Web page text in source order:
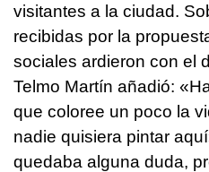
visitantes a la ciudad.
recibidas por la
sociales ardieron con el
Telmo Martín añadió:
que coloree un poco la
nadie quisiera pintar
quedaba alguna duda,